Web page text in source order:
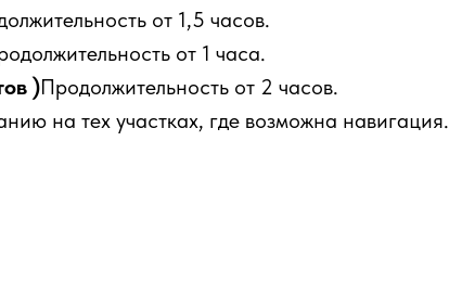
от 1,5 часов.
от 1 часа.
)Продолжительность от 2 часов.
на тех участках, где возможна навигация.